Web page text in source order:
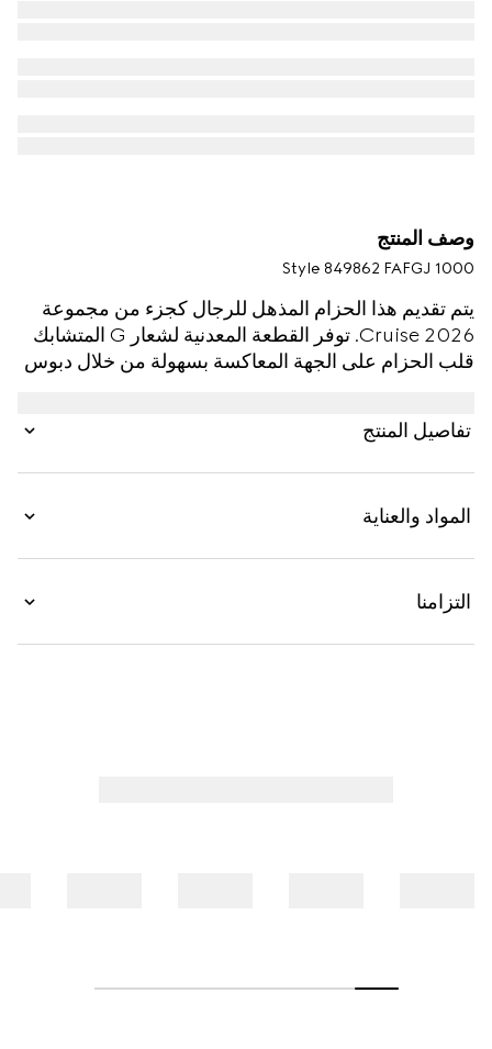
وصف المنتج
Style ‎849862 FAFGJ 1000
يتم تقديم هذا الحزام المذهل للرجال كجزء من مجموعة
Cruise 2026. توفر القطعة المعدنية لشعار G المتشابك
قلب الحزام على الجهة المعاكسة بسهولة من خلال دبوس
تفاصيل المنتج
المواد والعناية
التزامنا